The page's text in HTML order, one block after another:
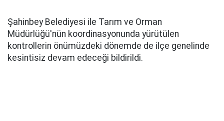
Şahinbey Belediyesi ile Tarım ve Orman
Müdürlüğü'nün koordinasyonunda yürütülen
kontrollerin önümüzdeki dönemde de ilçe genelinde
kesintisiz devam edeceği bildirildi.